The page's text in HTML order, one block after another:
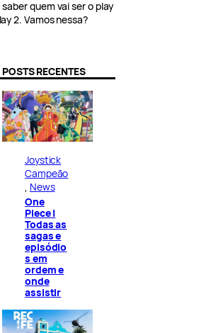
quem vai ser o play
2. Vamos nessa?
POSTS RECENTES
Joystick
Campeão
, News
One
Piece |
Todas as
sagas e
episódio
s em
ordem e
onde
assistir